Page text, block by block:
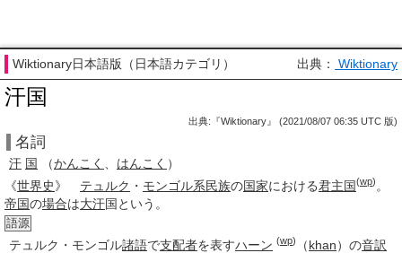
Wiktionary日本語版（日本語カテゴリ） 出典： Wiktionary
汗国
出典:『Wiktionary』 (2021/08/07 06:35 UTC 版)
名詞
汗 国 （かんこく はんこく ）
《世界史》 テュルク ・ モンゴル系民族の国家における君主国(wp) 。
帝国の場合は大汗国 という。
語源
テュルク・モンゴル諸語で支配者を表すハーン (wp) （khan）の音訳